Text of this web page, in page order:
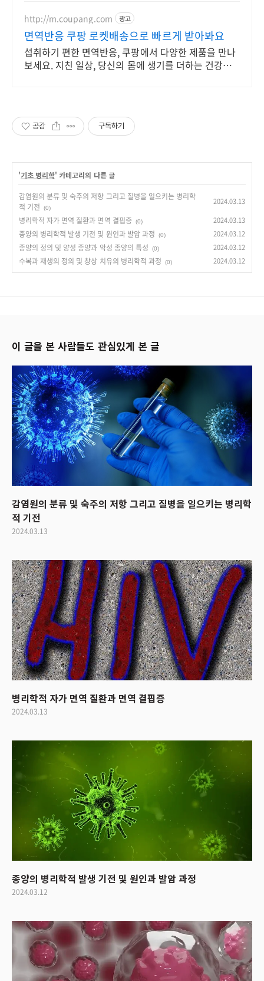
http://m.coupang.com 광고
면역반응 쿠팡 로켓배송으로 빠르게 받아봐요
섭취하기 편한 면역반응, 쿠팡에서 다양한 제품을 만나
보세요. 지친 일상, 당신의 몸에 생기를 더하는 건강한
공감 구독하기
'기초 병리학' 카테고리의 다른 글
감염원의 분류 및 숙주의 저항 그리고 질병을 일으키는 병리학
적 기전
(0)
2024.03.13
병리학적 자가 면역 질환과 면역 결핍증 (0) 2024.03.13
종양의 병리학적 발생 기전 및 원인과 발암 과정 (0) 2024.03.12
종양의 정의 및 양성 종양과 악성 종양의 특성 (0) 2024.03.12
수복과 재생의 정의 및 창상 치유의 병리학적 과정 (0) 2024.03.12
이 글을 본 사람들도 관심있게 본 글
감염원의 분류 및 숙주의 저항 그리고 질병을 일으키는 병리학
적 기전
2024.03.13
병리학적 자가 면역 질환과 면역 결핍증
2024.03.13
종양의 병리학적 발생 기전 및 원인과 발암 과정
2024.03.12